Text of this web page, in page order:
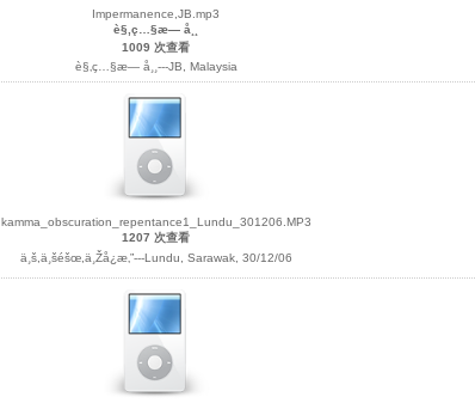
Impermanence,JB.mp3
è§‚ç…§æ— å¸¸
1009 次查看
è§‚ç…§æ— å¸¸---JB, Malaysia
kamma_obscuration_repentance1_Lundu_301206.MP3
1207 次查看
ä¸š,ä¸šéšœ,ä¸Žå¿æ‚”---Lundu, Sarawak, 30/12/06